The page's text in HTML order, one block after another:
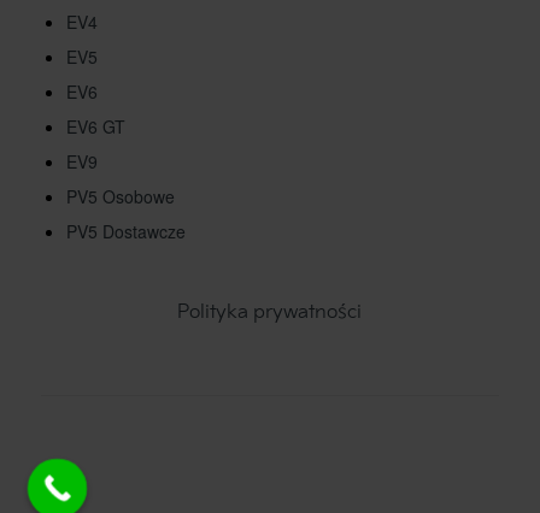
EV4
EV5
EV6
EV6 GT
EV9
PV5 Osobowe
PV5 Dostawcze
Polityka prywatności